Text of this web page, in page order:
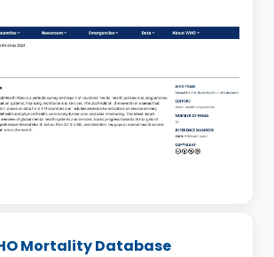
Mortality Database